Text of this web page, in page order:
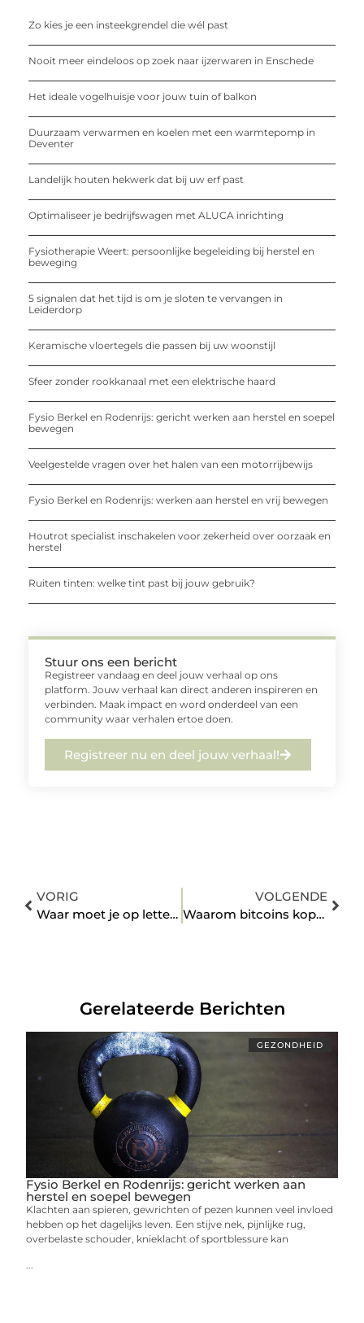
Zo kies je een insteekgrendel die wél past
Nooit meer eindeloos op zoek naar ijzerwaren in Enschede
Het ideale vogelhuisje voor jouw tuin of balkon
Duurzaam verwarmen en koelen met een warmtepomp in
Deventer
Landelijk houten hekwerk dat bij uw erf past
Optimaliseer je bedrijfswagen met ALUCA inrichting
Fysiotherapie Weert: persoonlijke begeleiding bij herstel en
beweging
5 signalen dat het tijd is om je sloten te vervangen in
Leiderdorp
Keramische vloertegels die passen bij uw woonstijl
Sfeer zonder rookkanaal met een elektrische haard
Fysio Berkel en Rodenrijs: gericht werken aan herstel en soepel
bewegen
Veelgestelde vragen over het halen van een motorrijbewijs
Fysio Berkel en Rodenrijs: werken aan herstel en vrij bewegen
Houtrot specialist inschakelen voor zekerheid over oorzaak en
herstel
Ruiten tinten: welke tint past bij jouw gebruik?
Stuur ons een bericht
Registreer vandaag en deel jouw verhaal op ons
platform. Jouw verhaal kan direct anderen inspireren en
verbinden. Maak impact en word onderdeel van een
community waar verhalen ertoe doen.
Registreer nu en deel jouw verhaal!
VORIG
Waar moet je op letten als je yoga docent wil worden?
VOLGENDE
Waarom bitcoins kopen?
Gerelateerde Berichten
GEZONDHEID
Fysio Berkel en Rodenrijs: gericht werken aan
herstel en soepel bewegen
Klachten aan spieren, gewrichten of pezen kunnen veel invloed
hebben op het dagelijks leven. Een stijve nek, pijnlijke rug,
overbelaste schouder, knieklacht of sportblessure kan
...